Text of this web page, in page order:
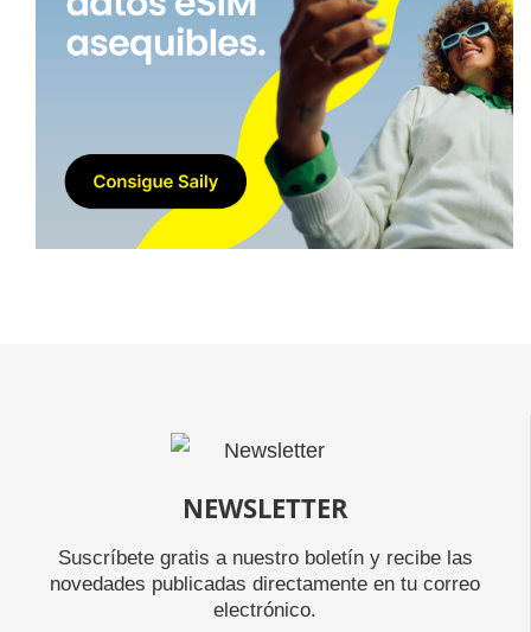
NEWSLETTER
Suscríbete gratis a nuestro boletín y recibe las
novedades publicadas directamente en tu correo
electrónico.